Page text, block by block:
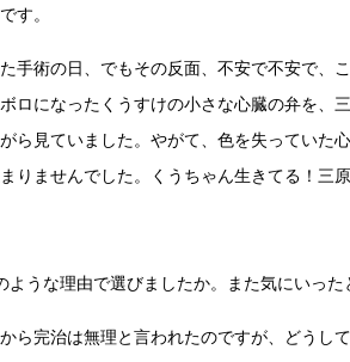
す。
手術の日、でもその反面、不安で不安で、
ロになったくうすけの小さな心臓の弁を、
ら見ていました。やがて、色を失っていた
りませんでした。くうちゃん生きてる！三
ような理由で選びましたか。また気にいった
ら完治は無理と言われたのですが、どうし